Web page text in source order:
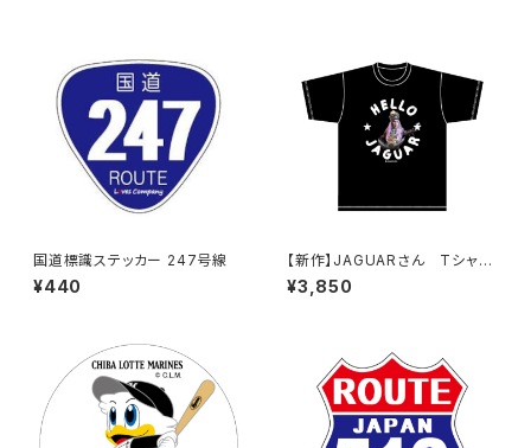
国道標識ステッカー 247号線
¥440
【新作】JAGUARさん Tシャツ
（HELLO JAGUAR）Black
¥3,850